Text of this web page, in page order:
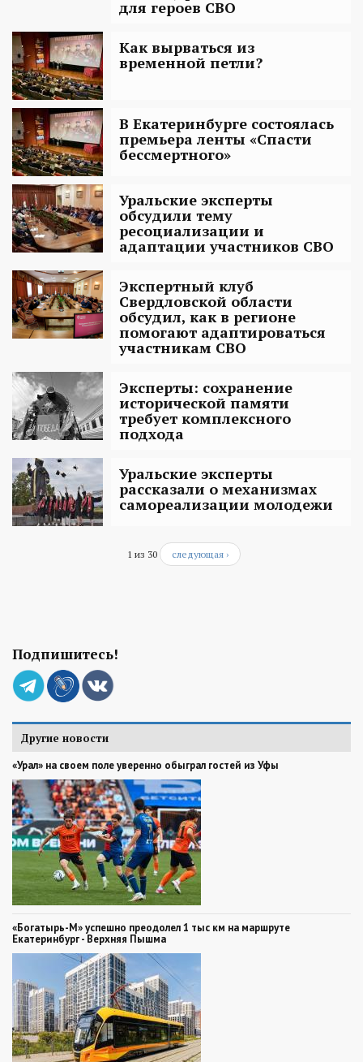
для героев СВО
Как вырваться из
временной петли?
В Екатеринбурге состоялась
премьера ленты «Спасти
бессмертного»
Уральские эксперты
обсудили тему
ресоциализации и
адаптации участников СВО
Экспертный клуб
Свердловской области
обсудил, как в регионе
помогают адаптироваться
участникам СВО
Эксперты: сохранение
исторической памяти
требует комплексного
подхода
Уральские эксперты
рассказали о механизмах
самореализации молодежи
1 из 30 следующая ›
Подпишитесь!
Другие новости
«Урал» на своем поле уверенно обыграл гостей из Уфы
«Богатырь-М» успешно преодолел 1 тыс км на маршруте
Екатеринбург - Верхняя Пышма